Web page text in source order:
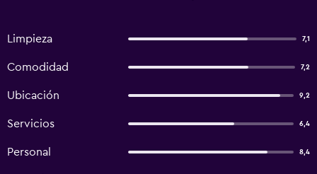
Limpieza 7,1
Comodidad 7,2
Ubicación 9,2
Servicios 6,4
Personal 8,4